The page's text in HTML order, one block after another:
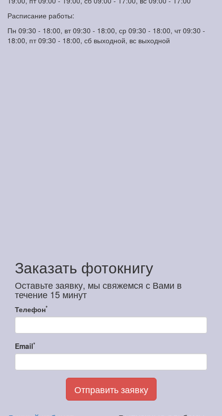
Расписание работы:
Пн 09:30 - 18:00, вт 09:30 - 18:00, ср 09:30 - 18:00, чт 09:30 -
18:00, пт 09:30 - 18:00, сб выходной, вс выходной
Заказать фотокнигу
Оставьте заявку, мы свяжемся с Вами в
течение 15 минут
Телефон*
Email*
Отправить заявку